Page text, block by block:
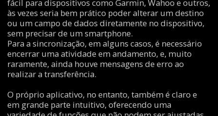
fácil para dispositivos como Garmin, Wahoo e outros,
às vezes seria bem prático poder alterar um destino
ou um campo de dados diretamente no dispositivo,
sem precisar de um smartphone.
Para a sincronização, em alguns casos, é necessário
encerrar uma atividade em andamento, e, muito
raramente, ainda houve mensagens de erro ao
realizar a transferência.
O próprio aplicativo, no entanto, também é claro e
em grande parte intuitivo, oferecendo uma